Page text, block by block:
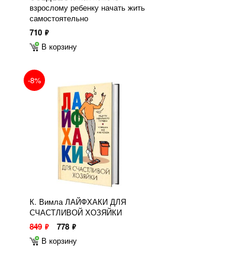
взрослому ребенку начать жить
самостоятельно
710 ф
В корзину
-8%
К. Вимла ЛАЙФХАКИ ДЛЯ
СЧАСТЛИВОЙ ХОЗЯЙКИ
849 ф 778 ф
В корзину